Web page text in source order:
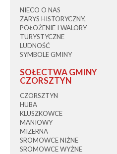
NIECO O NAS
ZARYS HISTORYCZNY,
POŁOŻENIE I WALORY
TURYSTYCZNE
LUDNOŚĆ
SYMBOLE GMINY
SOŁECTWA GMINY
CZORSZTYN
CZORSZTYN
HUBA
KLUSZKOWCE
MANIOWY
MIZERNA
SROMOWCE NIŻNE
SROMOWCE WYŻNE